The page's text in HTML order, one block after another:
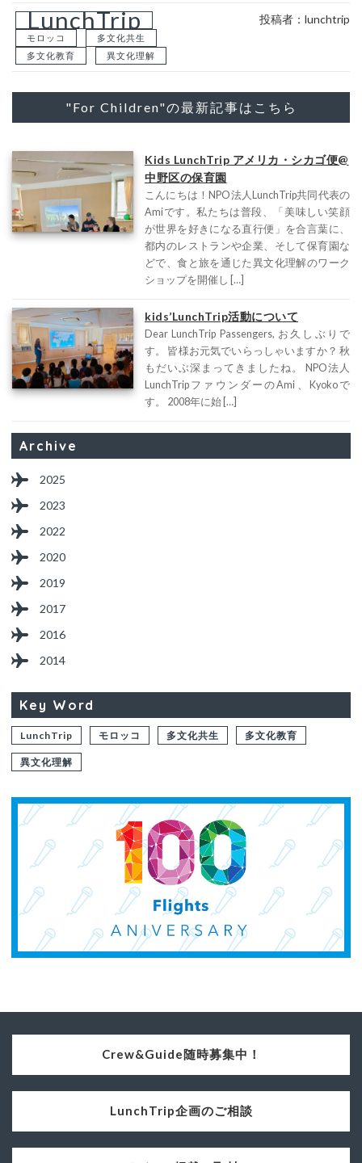
LunchTrip
モロッコ
多文化共生
多文化教育
異文化理解
投稿者：lunchtrip
"For Children"の最新記事はこちら
Kids LunchTrip アメリカ・シカゴ便@
中野区の保育園
こんにちは！NPO法人LunchTrip共同代表の
Amiです。私たちは普段、「美味しい笑顔
が世界を好きになる直行便」を合言葉に、
都内のレストランや企業、そして保育園な
どで、食と旅を通じた異文化理解のワーク
ショップを開催し […]
kids’LunchTrip活動について
Dear LunchTrip Passengers, お久しぶりで
す。 皆様お元気でいらっしゃいますか？ 秋
もだいぶ深まってきましたね。 NPO法人
LunchTripファウンダーのAmi、Kyokoで
す。 2008年に始 […]
Archive
2025
2023
2022
2020
2019
2017
2016
2014
Key Word
LunchTrip モロッコ 多文化共生 多文化教育
異文化理解
Crew&Guide随時募集中！
LunchTrip企画のご相談